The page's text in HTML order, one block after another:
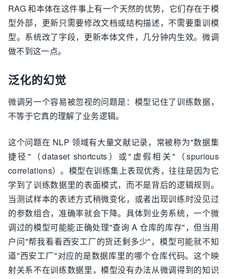
RAG 和本体在这件事上有一个天然的优势，它们存在于模
型外部，更新只需要修改文档或结构描述，不需要重训模
型。系统改了字段，更新本体文件，几分钟内生效。微调
做不到这一点。
泛化的幻觉
微调另一个容易被忽视的问题是：模型记住了训练数据，
不等于它真的理解了业务逻辑。
这个问题在 NLP 领域有大量文献记录，常被称为"数据集
捷径"（dataset shortcuts）或"虚假相关"（spurious
correlations）。模型在训练集上表现优秀，往往是因为它
学到了训练数据里的表面模式，而不是背后的逻辑规则。
当测试样本的表述方式稍微变化，或者出现训练时没见过
的参数组合，准确率就会下降。具体到业务系统，一个微
调过的模型可能能正确处理"查询 A 仓库的库存"，但当用
户问"帮我看看西安工厂的货还剩多少"，模型可能就不知
道"西安工厂"对应的是数据库里的哪个仓库代码。这个映
射关系不在训练数据里，模型没有办法从微调得到的知识